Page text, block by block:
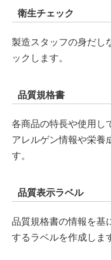
衛生チェック
製造スタッフの身だし
ックします。
品質規格書
各商品の特長や使用し
アレルゲン情報や栄養
す。
品質表示ラベル
品質規格書の情報を基
するラベルを作成しま